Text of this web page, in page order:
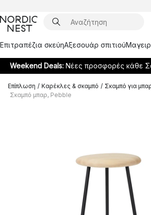
Επιτραπέζια σκεύηΑξεσουάρ σπιτιού
Weekend Deals: Νέες προσφορές κάθε
Επίπλωση / Καρέκλες & σκαμπό / Σκαμπό για
Σκαμπό μπαρ, Pebble